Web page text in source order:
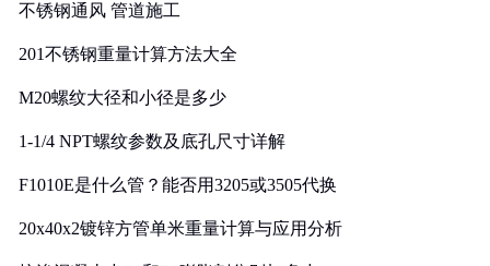
不锈钢通风 管道施工
201不锈钢重量计算方法大全
M20螺纹大径和小径是多少
1-1/4 NPT螺纹参数及底孔尺寸详解
F1010E是什么管？能否用3205或3505代换
20x40x2镀锌方管单米重量计算与应用分析